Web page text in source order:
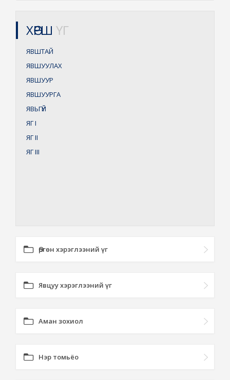
ХӨРШ ҮГ
ЯВШТАЙ
ЯВШУУЛАХ
ЯВШУУР
ЯВШУУРГА
ЯВЬГҮЙ
ЯГI
ЯГII
ЯГIII
Өргөн хэрэглээний үг
Явцуу хэрэглээний үг
Аман зохиол
Нэр томьёо